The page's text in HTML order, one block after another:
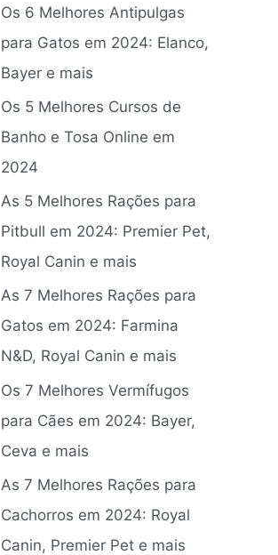
:Os 6 Melhores Antipulgas
para Gatos em 2024: Elanco,
Bayer e mais
Os 5 Melhores Cursos de
Banho e Tosa Online em
2024
As 5 Melhores Rações para
Pitbull em 2024: Premier Pet,
Royal Canin e mais
As 7 Melhores Rações para
Gatos em 2024: Farmina
N&D, Royal Canin e mais
Os 7 Melhores Vermífugos
para Cães em 2024: ‎Bayer,
Ceva e mais
As 7 Melhores Rações para
Cachorros em 2024: Royal
Canin, Premier Pet e mais